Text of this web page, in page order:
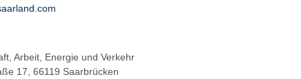
Arbeit, Energie und Verkehr
17, 66119 Saarbrücken